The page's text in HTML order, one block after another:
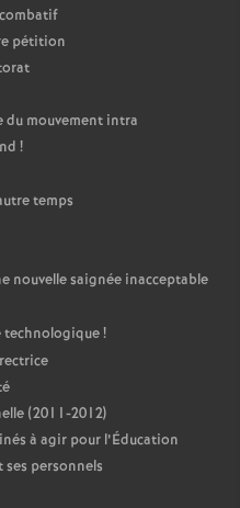
pétition
du mouvement intra
!
temps
nouvelle saignée inacceptable
technologique!
(2011-2012)
à agir pour l’Éducation
personnels